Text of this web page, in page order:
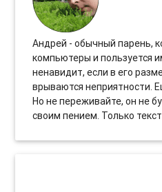
Андрей - обычный парень,
компьютеры и пользуется
ненавидит, если в его
врываются неприятности.
Но не переживайте, он не
своим пением. Только